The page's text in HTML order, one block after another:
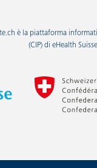
è la piattaforma
(CIP) di eHealth